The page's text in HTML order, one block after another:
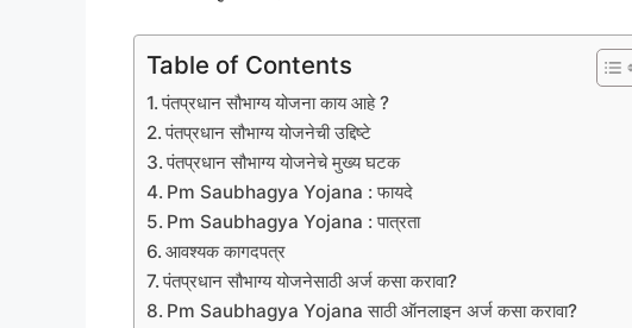
Table of Contents
पंतप्रधान सौभाग्य योजना काय आहे ?
पंतप्रधान सौभाग्य योजनेची उद्दिष्टे
पंतप्रधान सौभाग्य योजनेचे मुख्य घटक
Pm Saubhagya Yojana : फायदे
Pm Saubhagya Yojana : पात्रता
आवश्यक कागदपत्र
पंतप्रधान सौभाग्य योजनेसाठी अर्ज कसा करावा?
Pm Saubhagya Yojana साठी ऑनलाइन अर्ज कसा करावा?